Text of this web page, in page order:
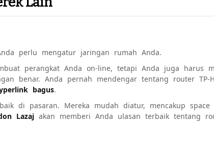
perlu mengatur jaringan rumah Anda.
perangkat Anda on-line, tetapi Anda juga harus
benar. Anda pernah mendengar tentang router TP-
bagus.
di pasaran. Mereka mudah diatur, mencakup space
Lazaj akan memberi Anda ulasan terbaik tentang